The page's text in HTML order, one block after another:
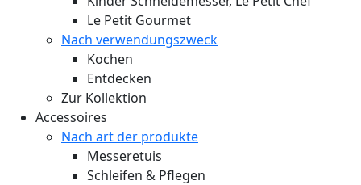
Le Petit Gourmet
Nach verwendungszweck
Kochen
Entdecken
Zur Kollektion
Accessoires
Nach art der produkte
Messeretuis
Schleifen & Pflegen